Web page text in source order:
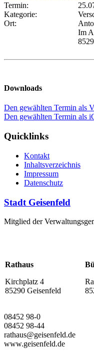
Termin:
Kategorie:
Ort:
Im
Downloads
Den gewählten Termin als
Den gewählten Termin als
Quicklinks
Kontakt
Inhaltsverzeichnis
Impressum
Datenschutz
Stadt Geisenfeld
Mitglied der
Rathaus
Kirchplatz 4
85290 Geisenfeld
08452 98-0
08452 98-44
rathaus@geisenfeld.de
www.geisenfeld.de